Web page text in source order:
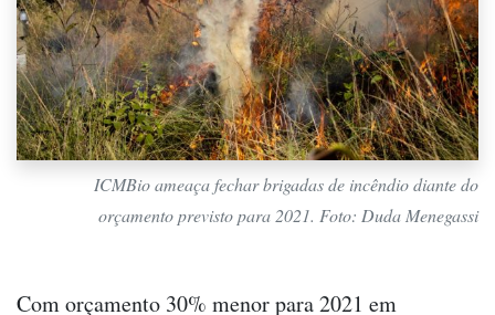
ICMBio ameaça fechar brigadas de incêndio diante do
orçamento previsto para 2021. Foto: Duda Menegassi
Com orçamento 30% menor para 2021 em